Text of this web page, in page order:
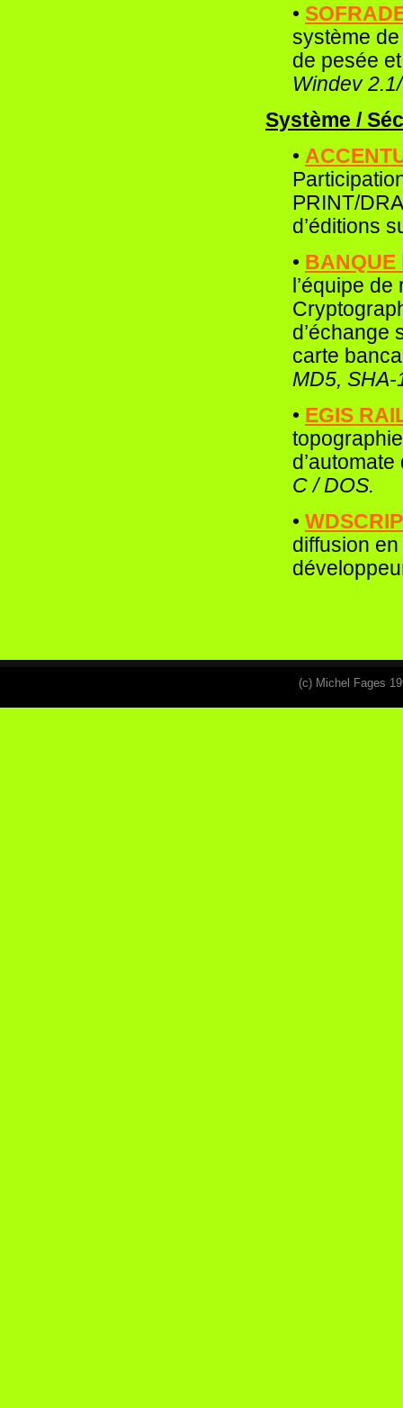
•
système
de pesée
Windev
Système /
•
PRINT/
d’éditions
• BANQUE
l’équipe
d’échange
carte
MD5, SHA-
• EGIS
C / DOS.
•
diffusion
(c) Michel Fages